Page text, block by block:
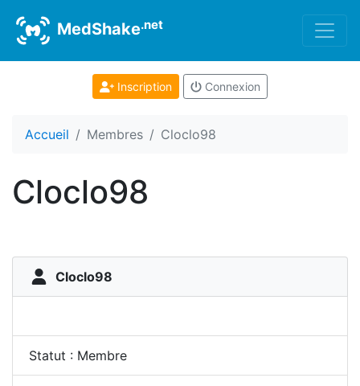
MedShake.net
Inscription Connexion
Accueil Membres Cloclo98
Cloclo98
Cloclo98
Statut : Membre